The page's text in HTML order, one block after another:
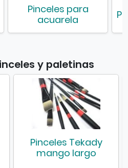
Pinceles para
acuarela
y paletinas
Pinceles Tekady
mango largo